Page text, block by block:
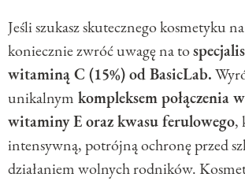
Jeśli szukasz skutecznego kosmetyku
koniecznie zwróć uwagę na to
witaminą C (15%) od BasicLab.
unikalnym kompleksem połączenia
witaminy E oraz kwasu ferulowego,
intensywną, potrójną ochronę przed
działaniem wolnych rodników.